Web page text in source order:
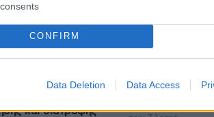
CONFIRM
Data Deletion Data Access
και διατροφής
«κόλπο των